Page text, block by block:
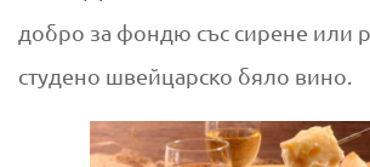
добро за фондю със сирене или
студено швейцарско бяло вино.